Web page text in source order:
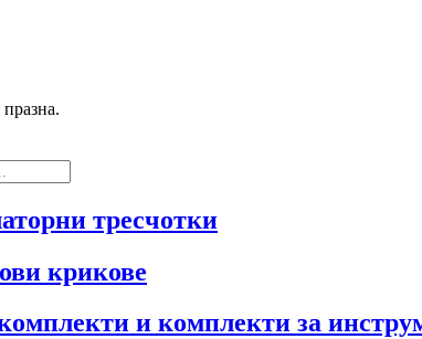
тресчотки
крикове
и комплекти за